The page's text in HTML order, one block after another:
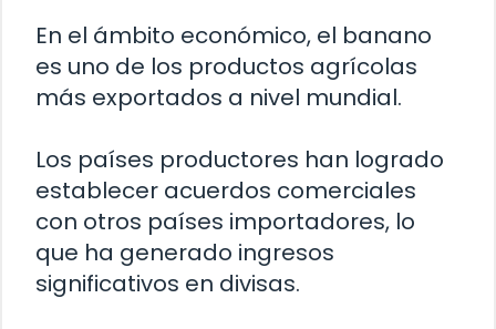
En el ámbito económico, el banano
es uno de los productos agrícolas
más exportados a nivel mundial.
Los países productores han logrado
establecer acuerdos comerciales
con otros países importadores, lo
que ha generado ingresos
significativos en divisas.